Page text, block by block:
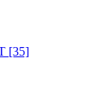
[35]